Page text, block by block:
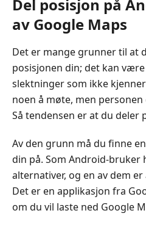
Del posisjon på
av Google Maps
Det er mange grunner til at
posisjonen din; det kan
slektninger som ikke
noen å møte, men
Så tendensen er at du deler
Av den grunn må du finne
din på. Som Android-bruker
alternativer, og en av dem
Det er en applikasjon fra
om du vil laste ned Google